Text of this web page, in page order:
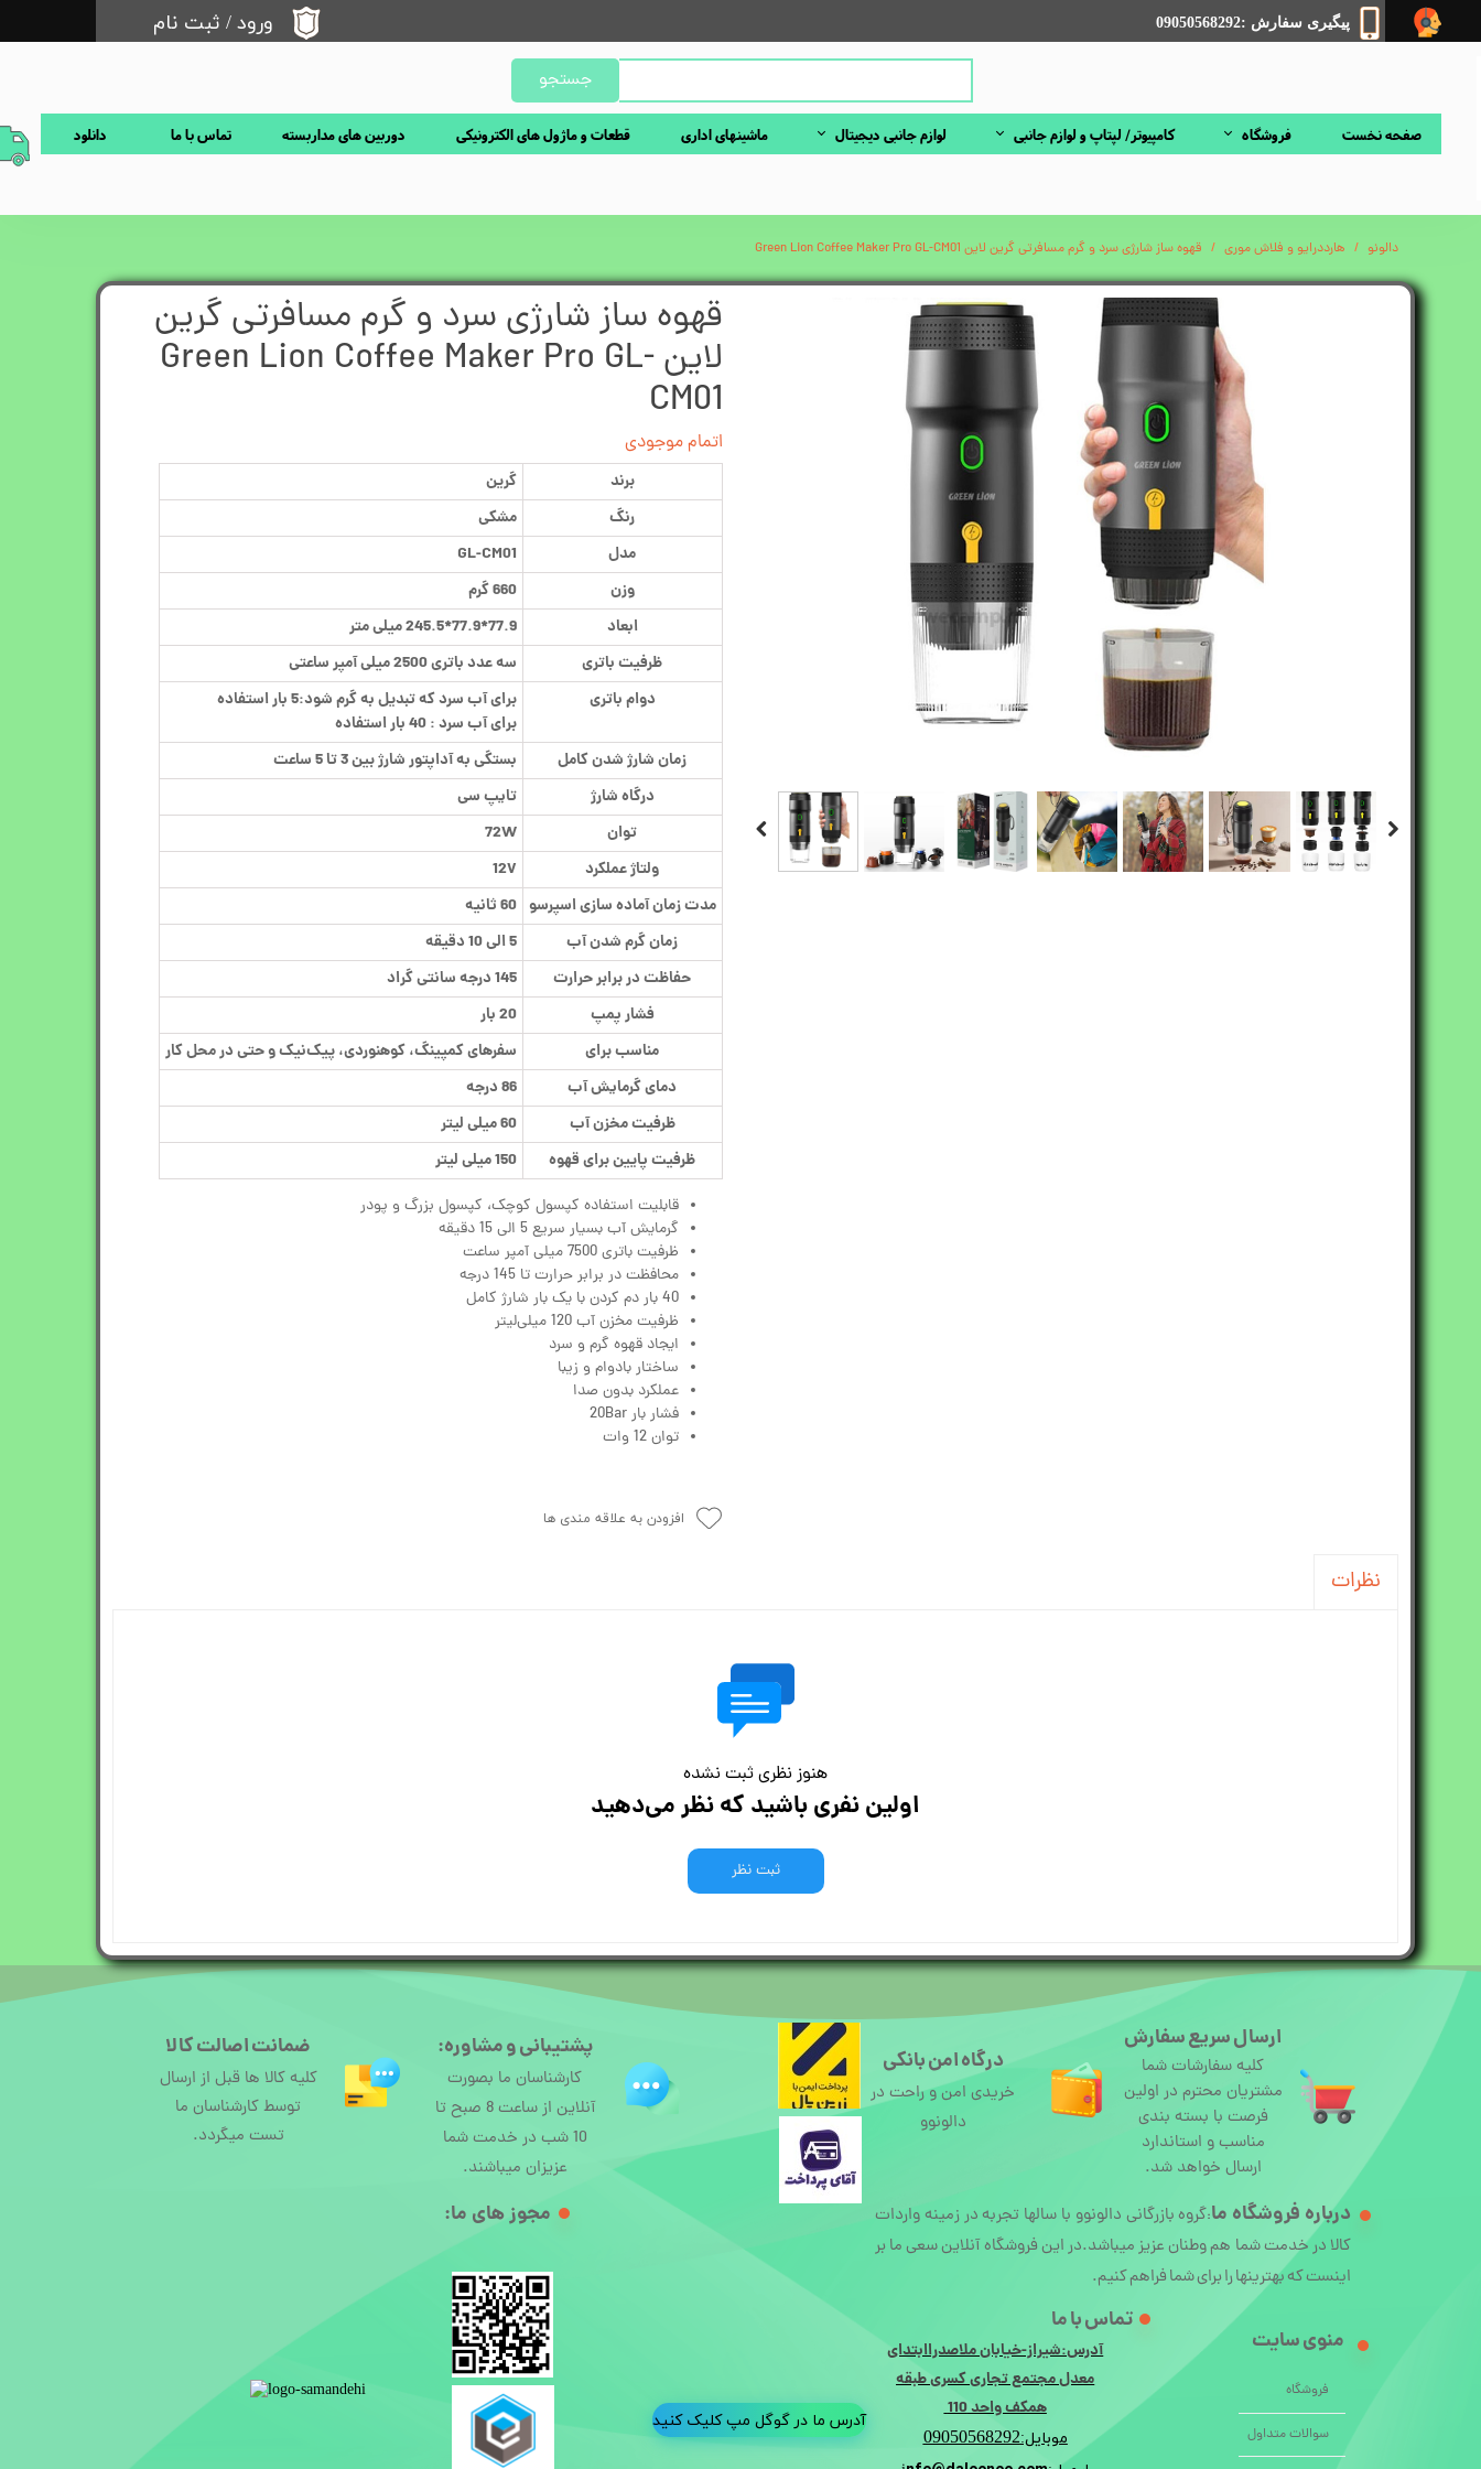
پیگیری سفارش :09050568292
جستجو
صفحه نخست فروشگاه کامپیوتر/ لپتاپ و لوازم جانبی لوازم جانبی دیجیتال ماشینهای اداری قطعات و ماژول های الکترونیکی دوربین های مداربسته تماس با ما دانلود
ورود / ثبت نام
سفارشات
دالونو هارددرایو و فلاش موری قهوه ساز شارژی سرد و گرم مسافرتی گرین لاین Green Lion Coffee Maker Pro GL-CM01
قهوه ساز شارژی سرد و گرم مسافرتی گرین
لاین Green Lion Coffee Maker Pro GL-
CM01
اتمام موجودی
برند
گرین
رنگ
مشکی
مدل
GL-CM01
وزن
660 گرم
ابعاد
77.9*77.9*245.5 میلی متر
ظرفیت باتری
سه عدد باتری 2500 میلی آمپر ساعتی
دوام باتری
برای آب سرد که تبدیل به گرم شود:5 بار استفاده
برای آب سرد : 40 بار استفاده
زمان شارژ شدن کامل
بستگی به آداپتور شارژ بین 3 تا 5 ساعت
درگاه شارژ
تایپ سی
توان
72W
ولتاژ عملکرد
12V
مدت زمان آماده سازی اسپرسو 60 ثانیه
زمان گرم شدن آب
5 الی 10 دقیقه
حفاظت در برابر حرارت
145 درجه سانتی گراد
فشار پمپ
20 بار
مناسب برای
سفرهای کمپینگ، کوهنوردی، پیک‌نیک و حتی در محل کار
دمای گرمایش آب
86 درجه
ظرفیت مخزن آب
60 میلی لیتر
ظرفیت پایین برای قهوه
150 میلی لیتر
قابلیت استفاده کپسول کوچک، کپسول بزرگ و پودر
گرمایش آب بسیار سریع 5 الی 15 دقیقه
ظرفیت باتری 7500 میلی آمپر ساعت
محافظت در برابر حرارت تا 145 درجه
40 بار دم کردن با یک بار شارژ کامل
ظرفیت مخزن آب 120 میلی‌لیتر
ایجاد قهوه گرم و سرد
ساختار بادوام و زیبا
عملکرد بدون صدا
فشار بار 20Bar
توان 12 وات
افزودن به علاقه مندی ها
نظرات
هنوز نظری ثبت نشده
اولین نفری باشید که نظر می‌دهید
ثبت نظر
ارسال سریع سفارش
کلیه سفارشات شما
مشتریان محترم در اولین
فرصت با بسته بندی
مناسب و استاندارد
ارسال خواهد شد.
درباره فروشگاه ما:گروه بازرگانی دالونوو با سالها تجربه در زمینه واردات
کالا در خدمت شما هم وطنان عزیز میباشد.در این فروشگاه آنلاین سعی ما بر
اینست که بهترینها را برای شما فراهم کنیم.
فروشگاه
سوالات متداول
منوی سایت
تماس با ما
آدرس:شیراز-خیابان ملاصدراابتدای
معدل مجتمع تجاری کسری طبقه
همکف واحد 110
موبایل:09050568292
درگاه امن بانکی
خریدی امن و راحت در
دالونوو
پشتیبانی و مشاوره:
کارشناسان ما بصورت
آنلاین از ساعت 8 صبح تا
10 شب در خدمت شما
عزیزان میباشند.
ضمانت اصالت کالا
کلیه کالا ها قبل از ارسال
توسط کارشناسان ما
تست میگردد.
مجوز های ما:​
آدرس ما در گوگل مپ کلیک کنید